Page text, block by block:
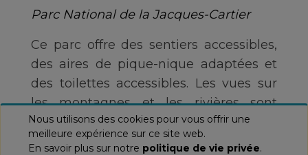
Parc National de la Jacques-Cartier
Ce parc offre des sentiers accessibles,
des aires de pique-nique adaptées et
des toilettes accessibles. Les vues sur
les montagnes et les rivières sont
époustouflantes, un endroit idéal pour
s'évader dans la nature.
Nous utilisons des cookies pour vous offrir une
meilleure expérience sur ce site web.
En savoir plus sur notre politique de vie privée.